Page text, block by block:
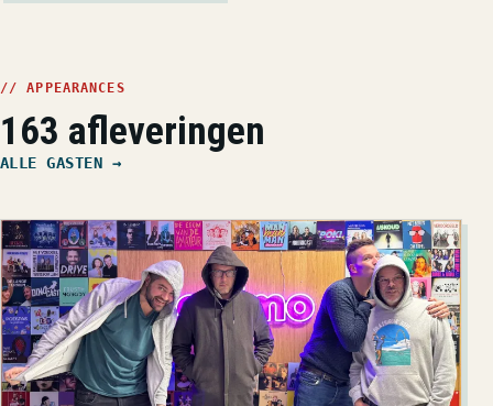
// APPEARANCES
163 afleveringen
ALLE GASTEN →